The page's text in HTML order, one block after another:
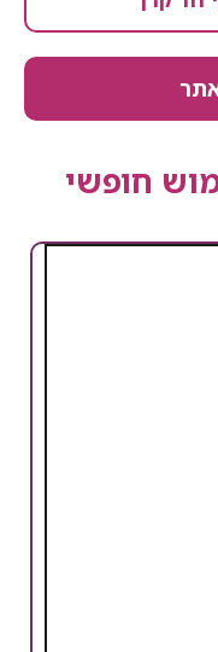
חופשי